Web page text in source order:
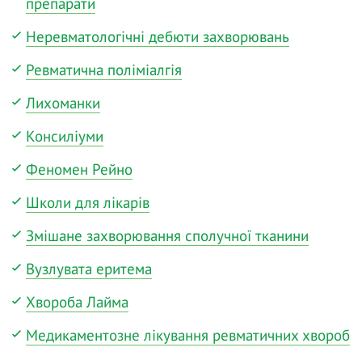
Неревматологічні дебюти захворювань
Ревматична поліміалгія
Лихоманки
Консиліуми
Феномен Рейно
Школи для лікарів
Змішане захворювання сполучної тканини
Вузлувата еритема
Хвороба Лайма
Медикаментозне лікування ревматичних хвороб